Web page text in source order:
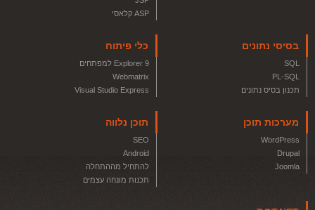
ASP קלאסי
בסיסי נתונים
SQL
PL-SQL
תכנון בסיס נתונים
כלי פיתוח
Explorer 9 למפתחים
Webmatrix
Visual Studio Express
מערכות תוכן
WordPress
Drupal
Joomla
תוכן נלווה
SEO
Android
להתחיל מההתחלה
תכנות מונחה עצמים